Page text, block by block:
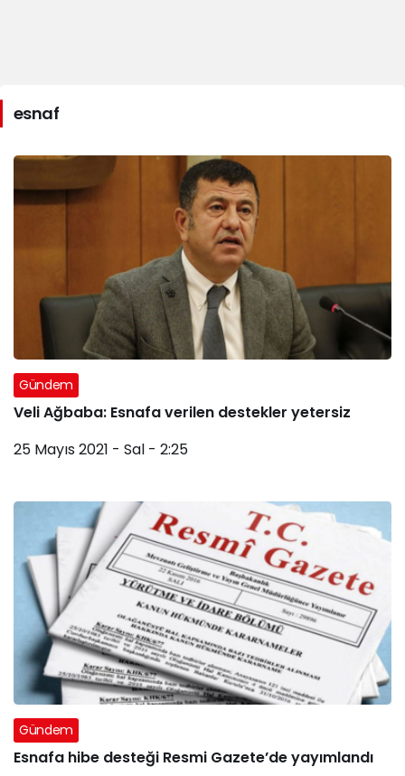
esnaf
Gündem
Veli Ağbaba: Esnafa verilen destekler yetersiz
25 Mayıs 2021 - Sal - 2:25
Gündem
Esnafa hibe desteği Resmi Gazete’de yayımlandı